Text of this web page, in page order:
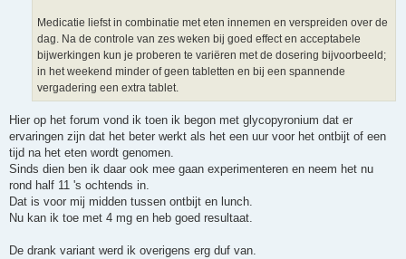
Medicatie liefst in combinatie met eten innemen en verspreiden over de
dag. Na de controle van zes weken bij goed effect en acceptabele
bijwerkingen kun je proberen te variëren met de dosering bijvoorbeeld;
in het weekend minder of geen tabletten en bij een spannende
vergadering een extra tablet.
Hier op het forum vond ik toen ik begon met glycopyronium dat er
ervaringen zijn dat het beter werkt als het een uur voor het ontbijt of een
tijd na het eten wordt genomen.
Sinds dien ben ik daar ook mee gaan experimenteren en neem het nu
rond half 11 's ochtends in.
Dat is voor mij midden tussen ontbijt en lunch.
Nu kan ik toe met 4 mg en heb goed resultaat.
De drank variant werd ik overigens erg duf van.